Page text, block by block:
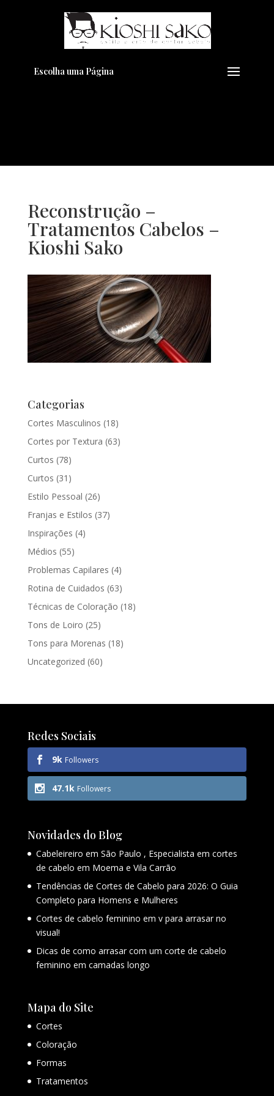
Escolha uma Página
Reconstrução –
Tratamentos Cabelos –
Kioshi Sako
Categorias
Cortes Masculinos (18)
Cortes por Textura (63)
Curtos (78)
Curtos (31)
Estilo Pessoal (26)
Franjas e Estilos (37)
Inspirações (4)
Médios (55)
Problemas Capilares (4)
Rotina de Cuidados (63)
Técnicas de Coloração (18)
Tons de Loiro (25)
Tons para Morenas (18)
Uncategorized (60)
Redes Sociais
9k Followers
47.1k Followers
Novidades do Blog
Cabeleireiro em São Paulo , Especialista em cortes
de cabelo em Moema e Vila Carrão
Tendências de Cortes de Cabelo para 2026: O Guia
Completo para Homens e Mulheres
Cortes de cabelo feminino em v para arrasar no
visual!
Dicas de como arrasar com um corte de cabelo
feminino em camadas longo
Mapa do Site
Cortes
Coloração
Formas
Tratamentos
Pensando em transformar seu
Visual??